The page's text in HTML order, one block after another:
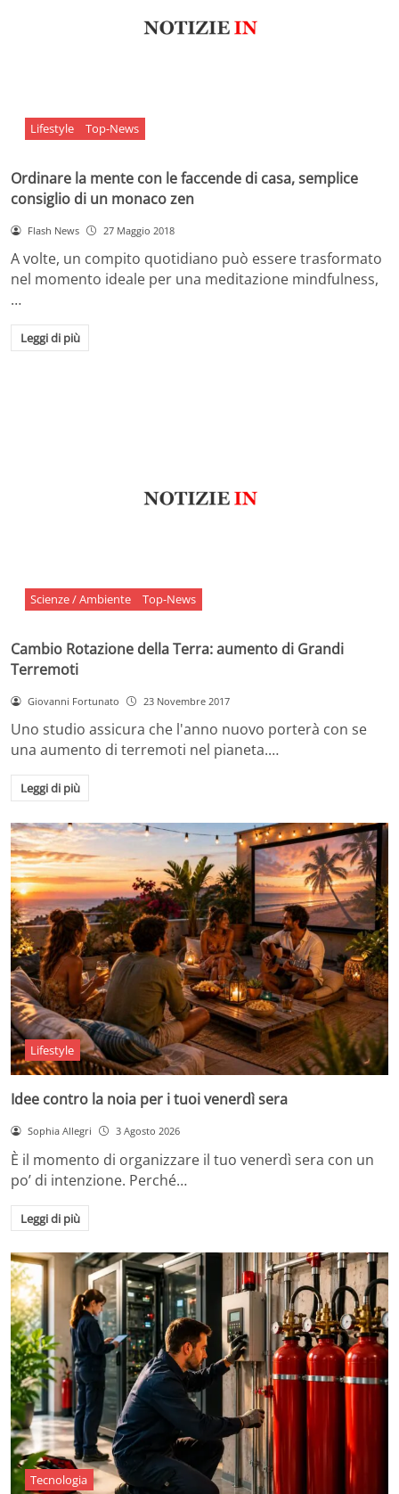
Lifestyle Top-News
Ordinare la mente con le faccende di casa, semplice
consiglio di un monaco zen
Flash News 27 Maggio 2018
A volte, un compito quotidiano può essere trasformato
nel momento ideale per una meditazione mindfulness,
…
Leggi di più
Scienze / Ambiente Top-News
Cambio Rotazione della Terra: aumento di Grandi
Terremoti
Giovanni Fortunato 23 Novembre 2017
Uno studio assicura che l'anno nuovo porterà con se
una aumento di terremoti nel pianeta.…
Leggi di più
Lifestyle
Idee contro la noia per i tuoi venerdì sera
Sophia Allegri 3 Agosto 2026
È il momento di organizzare il tuo venerdì sera con un
po’ di intenzione. Perché…
Leggi di più
Tecnologia